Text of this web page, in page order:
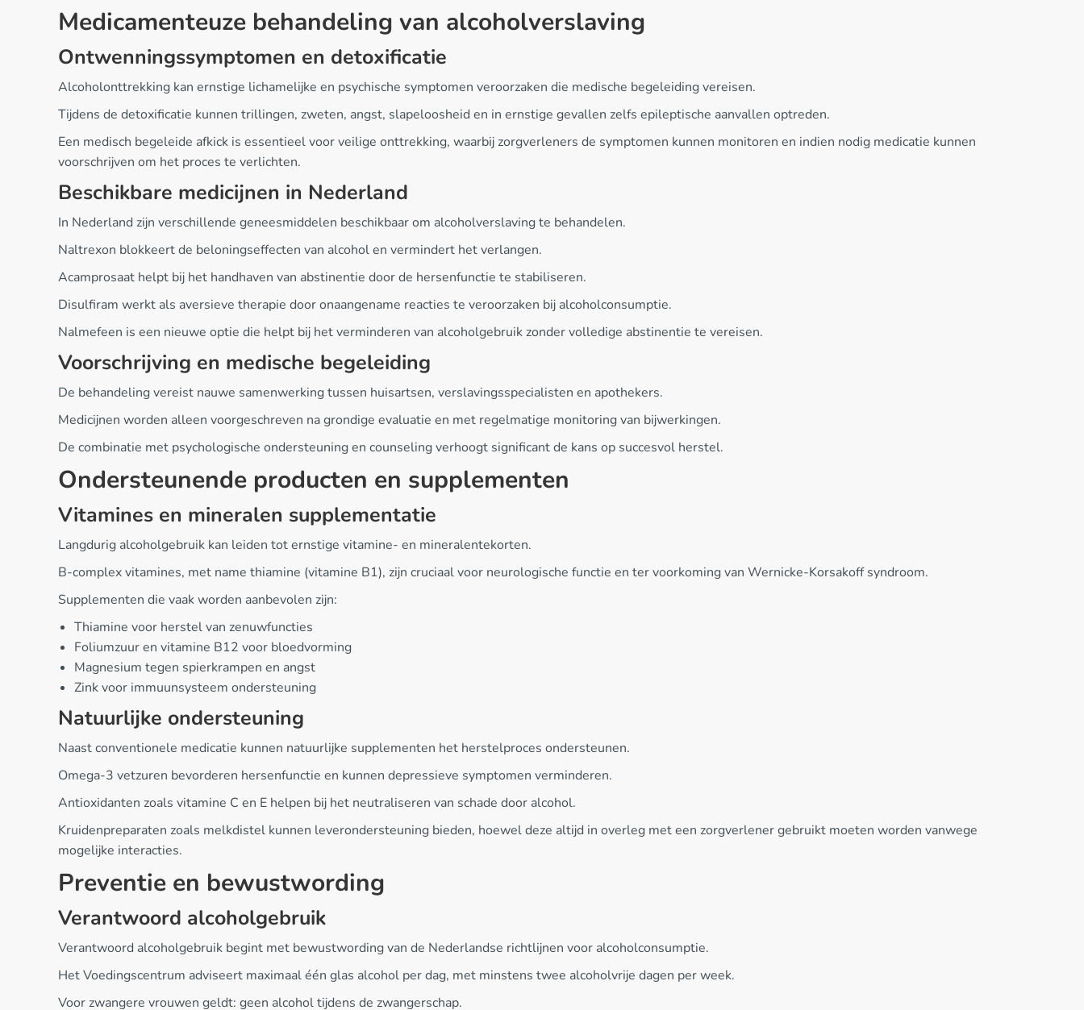
Medicamenteuze behandeling van alcoholverslaving
Ontwenningssymptomen en detoxificatie
Alcoholonttrekking kan ernstige lichamelijke en psychische symptomen veroorzaken die medische begeleiding vereisen.
Tijdens de detoxificatie kunnen trillingen, zweten, angst, slapeloosheid en in ernstige gevallen zelfs epileptische aanvallen optreden.
Een medisch begeleide afkick is essentieel voor veilige onttrekking, waarbij zorgverleners de symptomen kunnen monitoren en indien nodig medicatie kunnen
voorschrijven om het proces te verlichten.
Beschikbare medicijnen in Nederland
In Nederland zijn verschillende geneesmiddelen beschikbaar om alcoholverslaving te behandelen.
Naltrexon blokkeert de beloningseffecten van alcohol en vermindert het verlangen.
Acamprosaat helpt bij het handhaven van abstinentie door de hersenfunctie te stabiliseren.
Disulfiram werkt als aversieve therapie door onaangename reacties te veroorzaken bij alcoholconsumptie.
Nalmefeen is een nieuwe optie die helpt bij het verminderen van alcoholgebruik zonder volledige abstinentie te vereisen.
Voorschrijving en medische begeleiding
De behandeling vereist nauwe samenwerking tussen huisartsen, verslavingsspecialisten en apothekers.
Medicijnen worden alleen voorgeschreven na grondige evaluatie en met regelmatige monitoring van bijwerkingen.
De combinatie met psychologische ondersteuning en counseling verhoogt significant de kans op succesvol herstel.
Ondersteunende producten en supplementen
Vitamines en mineralen supplementatie
Langdurig alcoholgebruik kan leiden tot ernstige vitamine- en mineralentekorten.
B-complex vitamines, met name thiamine (vitamine B1), zijn cruciaal voor neurologische functie en ter voorkoming van Wernicke-Korsakoff syndroom.
Supplementen die vaak worden aanbevolen zijn:
Thiamine voor herstel van zenuwfuncties
Foliumzuur en vitamine B12 voor bloedvorming
Magnesium tegen spierkrampen en angst
Zink voor immuunsysteem ondersteuning
Natuurlijke ondersteuning
Naast conventionele medicatie kunnen natuurlijke supplementen het herstelproces ondersteunen.
Omega-3 vetzuren bevorderen hersenfunctie en kunnen depressieve symptomen verminderen.
Antioxidanten zoals vitamine C en E helpen bij het neutraliseren van schade door alcohol.
Kruidenpreparaten zoals melkdistel kunnen leverondersteuning bieden, hoewel deze altijd in overleg met een zorgverlener gebruikt moeten worden vanwege
mogelijke interacties.
Preventie en bewustwording
Verantwoord alcoholgebruik
Verantwoord alcoholgebruik begint met bewustwording van de Nederlandse richtlijnen voor alcoholconsumptie.
Het Voedingscentrum adviseert maximaal één glas alcohol per dag, met minstens twee alcoholvrije dagen per week.
Voor zwangere vrouwen geldt: geen alcohol tijdens de zwangerschap.